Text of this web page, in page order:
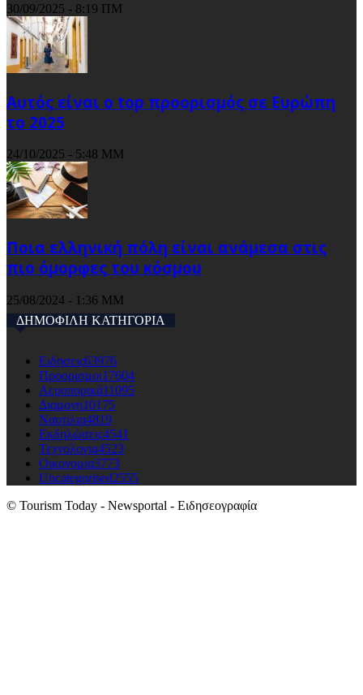
30/09/2025 - 8:19 ΠΜ
Αυτός είναι ο top προορισμός σε Ευρώπη
το 2025
24/10/2025 - 5:48 ΜΜ
Ποια ελληνική πόλη είναι ανάμεσα στις
πιο όμορφες του κόσμου
25/08/2024 - 1:36 ΜΜ
ΔΗΜΟΦΙΛΗ ΚΑΤΗΓΟΡΙΑ
Ειδησεις63976
Προορισμοι17604
Αεροπορικά11095
Διαμονη10175
Ναυτιλια4819
Εκδηλώσεις4541
Τεχνολογια4523
Οικονομια3773
Uncategorised2555
© Tourism Today - Newsportal - Ειδησεογραφία